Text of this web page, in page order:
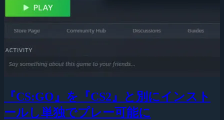
『CS:GO』を『CS2』と別にインスト
ールし単独でプレー可能に